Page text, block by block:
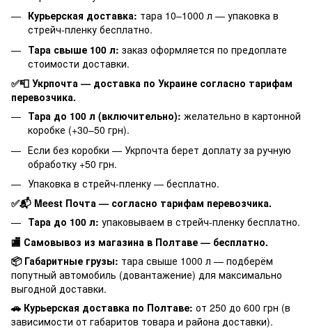
Курьерская доставка: тара 10–1000 л — упаковка в
стрейч-пленку бесплатно.
Тара свыше 100 л: заказ оформляется по предоплате
стоимости доставки.
✅📮 Укрпочта — доставка по Украине согласно тарифам
перевозчика.
Тара до 100 л (включительно): желательно в картонной
коробке (+30–50 грн).
Если без коробки — Укрпочта берет доплату за ручную
обработку +50 грн.
Упаковка в стрейч-пленку — бесплатно.
✅📬 Meest Почта — согласно тарифам перевозчика.
Тара до 100 л: упаковываем в стрейч-пленку бесплатно.
🏬 Самовывоз из магазина в Полтаве — бесплатно.
📦 Габаритные грузы: тара свыше 1000 л — подберём
попутный автомобиль (довантажение) для максимально
выгодной доставки.
🚗 Курьерская доставка по Полтаве: от 250 до 600 грн (в
зависимости от габаритов товара и района доставки).